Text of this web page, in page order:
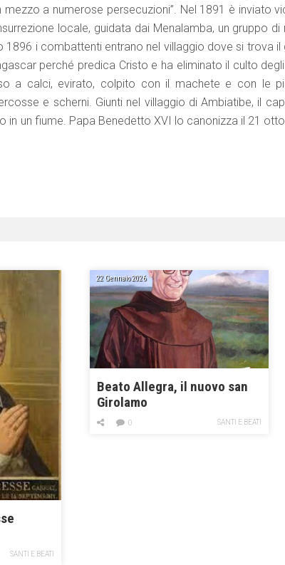
mezzo a numerose persecuzioni”. Nel 1891 è inviato
locale, guidata dai Menalamba, un gruppo
1896 i combattenti entrano nel villaggio dove si trova
perché predica Cristo e ha eliminato il culto
a calci, evirato, colpito con il machete e con le
e scherni. Giunti nel villaggio di Ambiatibe, il
in un fiume. Papa Benedetto XVI lo canonizza il 21
SANTI E BEATI
22 Gennaio 2026
Beato Allegra, il nuovo san
Girolamo
SANTI E BEATI
0